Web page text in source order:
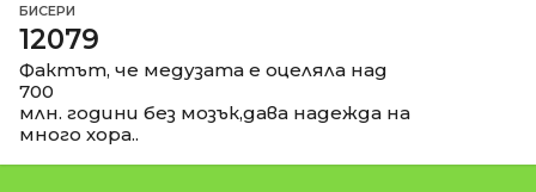
БИСЕРИ
12079
Фактът, че медузата е оцеляла над
700
млн. години без мозък,дава надежда на
много хора..